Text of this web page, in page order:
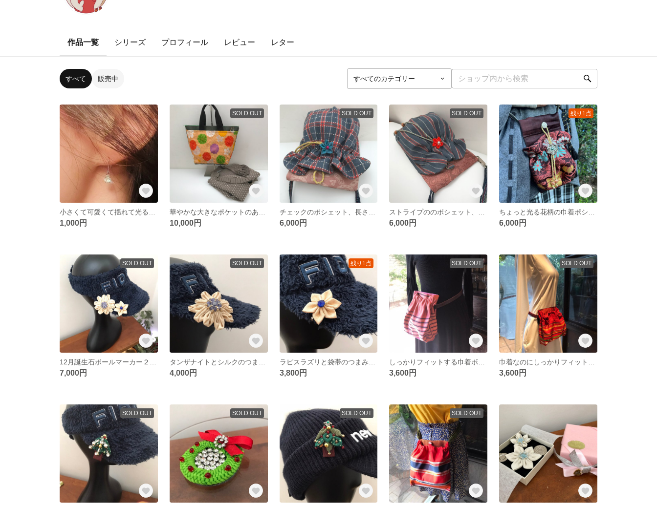
作品一覧 シリーズ プロフィール レビュー レター
すべて 販売中
1,000円
SOLD OUT
10,000円
SOLD OUT
6,000円
SOLD OUT
6,000円
残り1点
6,000円
SOLD OUT
7,000円
SOLD OUT
4,000円
残り1点
3,800円
SOLD OUT
3,600円
SOLD OUT
3,600円
SOLD OUT SOLD OUT SOLD OUT SOLD OUT